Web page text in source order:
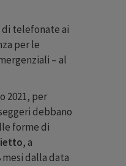
telefonate ai
per le
– al
2021, per
debbano
forme di
, a
dalla data